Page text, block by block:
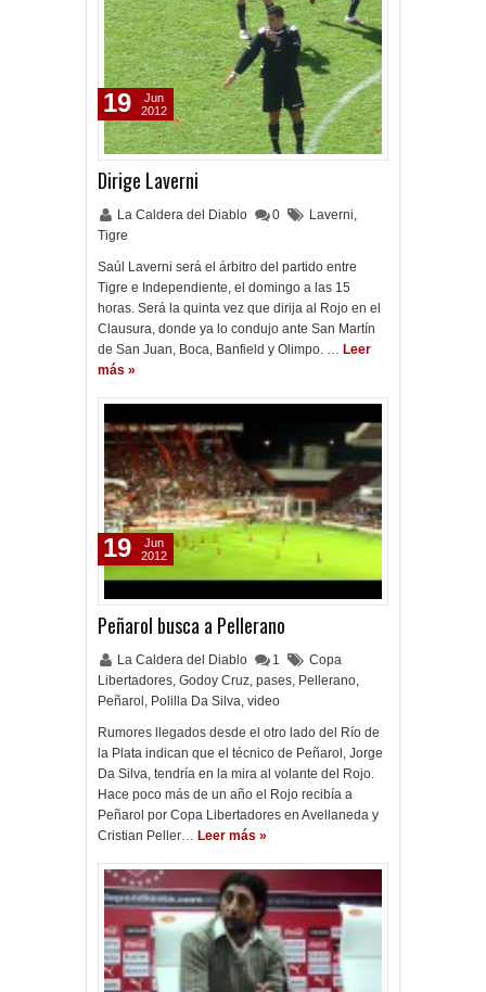
Dirige Laverni
La Caldera del Diablo 0 Laverni,
Tigre
Saúl Laverni será el árbitro del partido entre
Tigre e Independiente, el domingo a las 15
horas. Será la quinta vez que dirija al Rojo en el
Clausura, donde ya lo condujo ante San Martín
de San Juan, Boca, Banfield y Olimpo. … Leer
más »
19
Jun
2012
Peñarol busca a Pellerano
La Caldera del Diablo 1
Copa
Libertadores, Godoy Cruz, pases, Pellerano,
Peñarol , Polilla Da Silva, video
Rumores llegados desde el otro lado del Río de
la Plata indican que el técnico de Peñarol, Jorge
Da Silva, tendría en la mira al volante del Rojo.
Hace poco más de un año el Rojo recibía a
Peñarol por Copa Libertadores en Avellaneda y
Cristian Peller… Leer más »
19
Jun
2012